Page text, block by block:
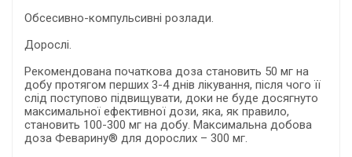
Обсесивно-компульсивні розлади.
Дорослі.
Рекомендована початкова доза становить 50 мг на
добу протягом перших 3-4 днів лікування, після чого її
слід поступово підвищувати, доки не буде досягнуто
максимальної ефективної дози, яка, як правило,
становить 100-300 мг на добу. Максимальна добова
доза Феварину® для дорослих – 300 мг.